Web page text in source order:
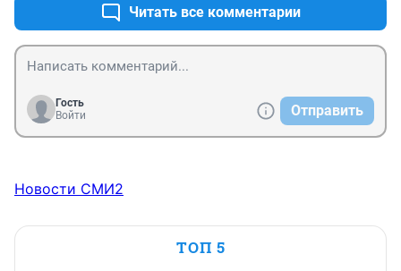
Читать все комментарии
Гость
Войти
Отправить
Новости СМИ2
ТОП 5